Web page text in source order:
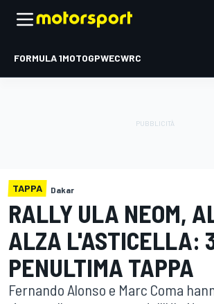
FORMULA 1MOTOGPWECWRC
TAPPA Dakar
RALLY ULA NEOM,
ALZA L'ASTICELLA:
PENULTIMA TAPPA
Fernando Alonso e Marc Coma